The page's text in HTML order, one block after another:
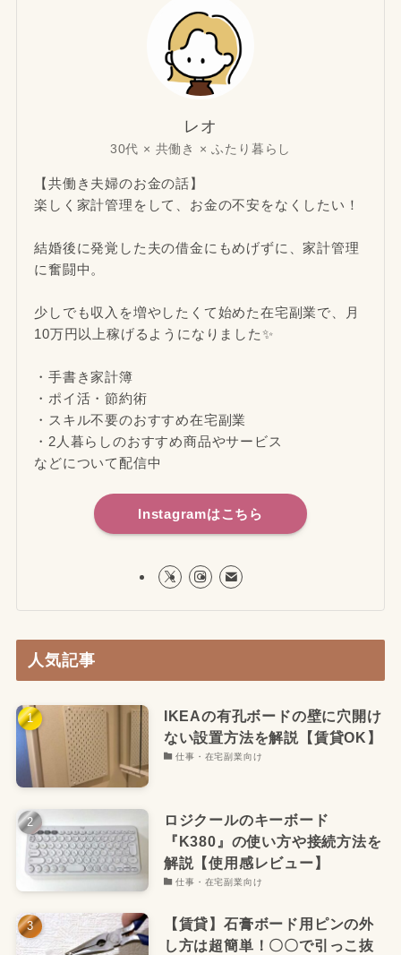
レオ
30代 × 共働き × ふたり暮らし
【共働き夫婦のお金の話】
楽しく家計管理をして、お金の不安をなくしたい！
結婚後に発覚した夫の借金にもめげずに、家計管理
に奮闘中。
少しでも収入を増やしたくて始めた在宅副業で、月
10万円以上稼げるようになりました✨
・手書き家計簿
・ポイ活・節約術
・スキル不要のおすすめ在宅副業
・2人暮らしのおすすめ商品やサービス
などについて配信中
Instagramはこちら
人気記事
IKEAの有孔ボードの壁に穴開け
ない設置方法を解説【賃貸OK】
仕事・在宅副業向け
ロジクールのキーボード
『K380』の使い方や接続方法を
解説【使用感レビュー】
仕事・在宅副業向け
【賃貸】石膏ボード用ピンの外
し方は超簡単！〇〇で引っこ抜